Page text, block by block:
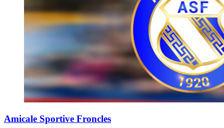
Amicale Sportive Froncles